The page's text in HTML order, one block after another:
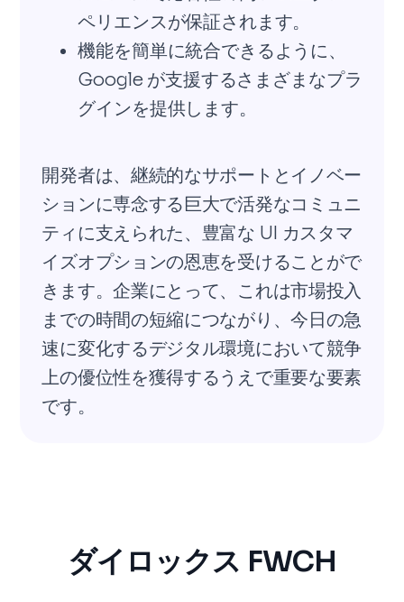
ペリエンスが保証されます。
機能を簡単に統合できるように、
Google が支援するさまざまなプラ
グインを提供します。
開発者は、継続的なサポートとイノベー
ションに専念する巨大で活発なコミュニ
ティに支えられた、豊富な UI カスタマ
イズオプションの恩恵を受けることがで
きます。企業にとって、これは市場投入
までの時間の短縮につながり、今日の急
速に変化するデジタル環境において競争
上の優位性を獲得するうえで重要な要素
です。
ダイロックス FWCH